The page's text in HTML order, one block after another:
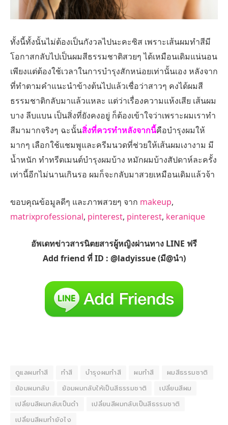
ทั้งนี้ทั้งนั้นไม่ต้องเป็นกังวลไปนะคะซิส เพราะเส้นผมทำสีมี
โอกาสกลับไปเป็นผมสีธรรมชาติสวยๆ ได้เหมือนเดิมแน่นอน
เพียงแต่ต้องใช้เวลาในการบำรุงสักหน่อยเท่านั้นเอง หลังจาก
ที่ทำตามคำแนะนำข้างต้นไปแล้วเชื่อว่าสาวๆ คงได้ผมสี
ธรรมชาติกลับมาแล้วแหละ แต่ว่าเรื่องความแห้งเสีย เส้นผม
บาง ลีบแบน เป็นสิ่งที่ยังคงอยู่ ก็ต้องเข้าใจว่าเพราะผมเราทำ
สีมามากจริงๆ ฉะนั้นสิ่งที่ควรทำหลังจากนี้คือบำรุงผมให้
มากๆ เลือกใช้แชมพูและครีมนวดที่ช่วยให้เส้นผมเงางาม มี
น้ำหนัก ทำทรีตเมนต์บำรุงผมบ้าง หมักผมบ้างสัปดาห์ละครั้ง
เท่านี้อีกไม่นานเกินรอ ผมก็จะกลับมาสวยเหมือนเดิมแล้วจ้า
ขอบคุณข้อมูลดีๆ และภาพสวยๆ จาก makeup,
matrixprofessional, pinterest, pinterest, keranique
อัพเดทข่าวสารนิตยสารผู้หญิงผ่านทาง LINE ฟรี
Add friend ที่ ID : @ladyissue (มี@นำ)
ดูแลผมทำสี ทำสี บำรุงผมทำสี ผมทำสี
ผมสีธรรมชาติ
ย้อมผมกลับ
ย้อมผมกลับให้เป็นสีธรรมชาติ
เปลี่ยนสีผม
เปลี่ยนสีผมกลับเป็นดำ
เปลี่ยนสีผมกลับเป็นสีธรรมชาติ
เปลี่ยนสีผมทำยังไง